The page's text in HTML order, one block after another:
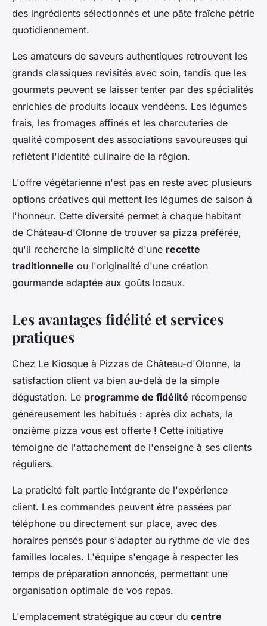
des ingrédients sélectionnés et une pâte fraîche pétrie
quotidiennement.
Les amateurs de saveurs authentiques retrouvent les
grands classiques revisités avec soin, tandis que les
gourmets peuvent se laisser tenter par des spécialités
enrichies de produits locaux vendéens. Les légumes
frais, les fromages affinés et les charcuteries de
qualité composent des associations savoureuses qui
reflètent l'identité culinaire de la région.
L'offre végétarienne n'est pas en reste avec plusieurs
options créatives qui mettent les légumes de saison à
l'honneur. Cette diversité permet à chaque habitant
de Château-d'Olonne de trouver sa pizza préférée,
qu'il recherche la simplicité d'une recette
traditionnelle ou l'originalité d'une création
gourmande adaptée aux goûts locaux.
Les avantages fidélité et services
pratiques
Chez Le Kiosque à Pizzas de Château-d'Olonne, la
satisfaction client va bien au-delà de la simple
dégustation. Le programme de fidélité récompense
généreusement les habitués : après dix achats, la
onzième pizza vous est offerte ! Cette initiative
témoigne de l'attachement de l'enseigne à ses clients
réguliers.
La praticité fait partie intégrante de l'expérience
client. Les commandes peuvent être passées par
téléphone ou directement sur place, avec des
horaires pensés pour s'adapter au rythme de vie des
familles locales. L'équipe s'engage à respecter les
temps de préparation annoncés, permettant une
organisation optimale de vos repas.
L'emplacement stratégique au cœur du centre